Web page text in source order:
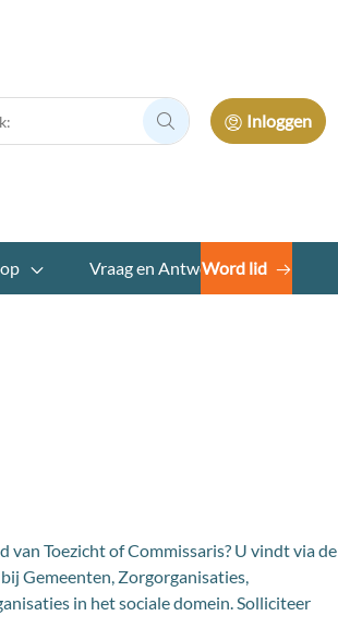
Zoek:
Inloggen
Vraag en AntwoordWord lid
van Toezicht of Commissaris? U vindt via de
Gemeenten, Zorgorganisaties,
in het sociale domein. Solliciteer